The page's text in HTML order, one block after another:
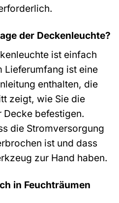
der Deckenleuchte?
ist einfach
Lieferumfang ist eine
enthalten, die
zeigt, wie Sie die
Decke befestigen.
die Stromversorgung
ist und dass
zur Hand haben.
in Feuchträumen